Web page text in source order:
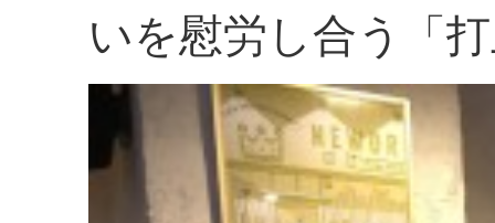
いを慰労し合う「